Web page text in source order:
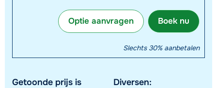
Boek nu
Optie aanvragen
Slechts 30% aanbetalen
Getoonde prijs is
Diversen: